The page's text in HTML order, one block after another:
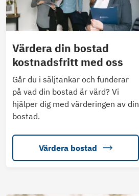
Värdera din bostad
kostnadsfritt med oss
Går du i säljtankar och funderar
på vad din bostad är värd? Vi
hjälper dig med värderingen av din
bostad.
Värdera bostad